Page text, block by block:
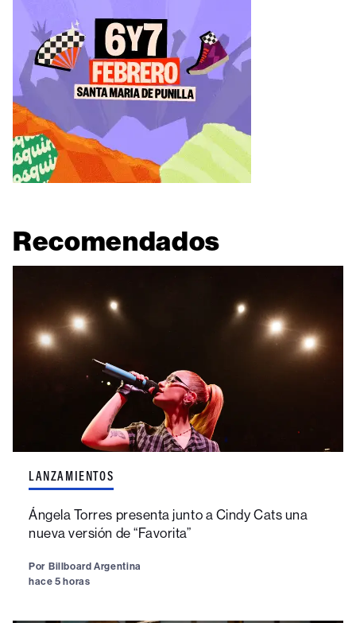
Recomendados
LANZAMIENTOS
Ángela Torres presenta junto a Cindy Cats una
nueva versión de “Favorita”
Por Billboard Argentina
hace 5 horas